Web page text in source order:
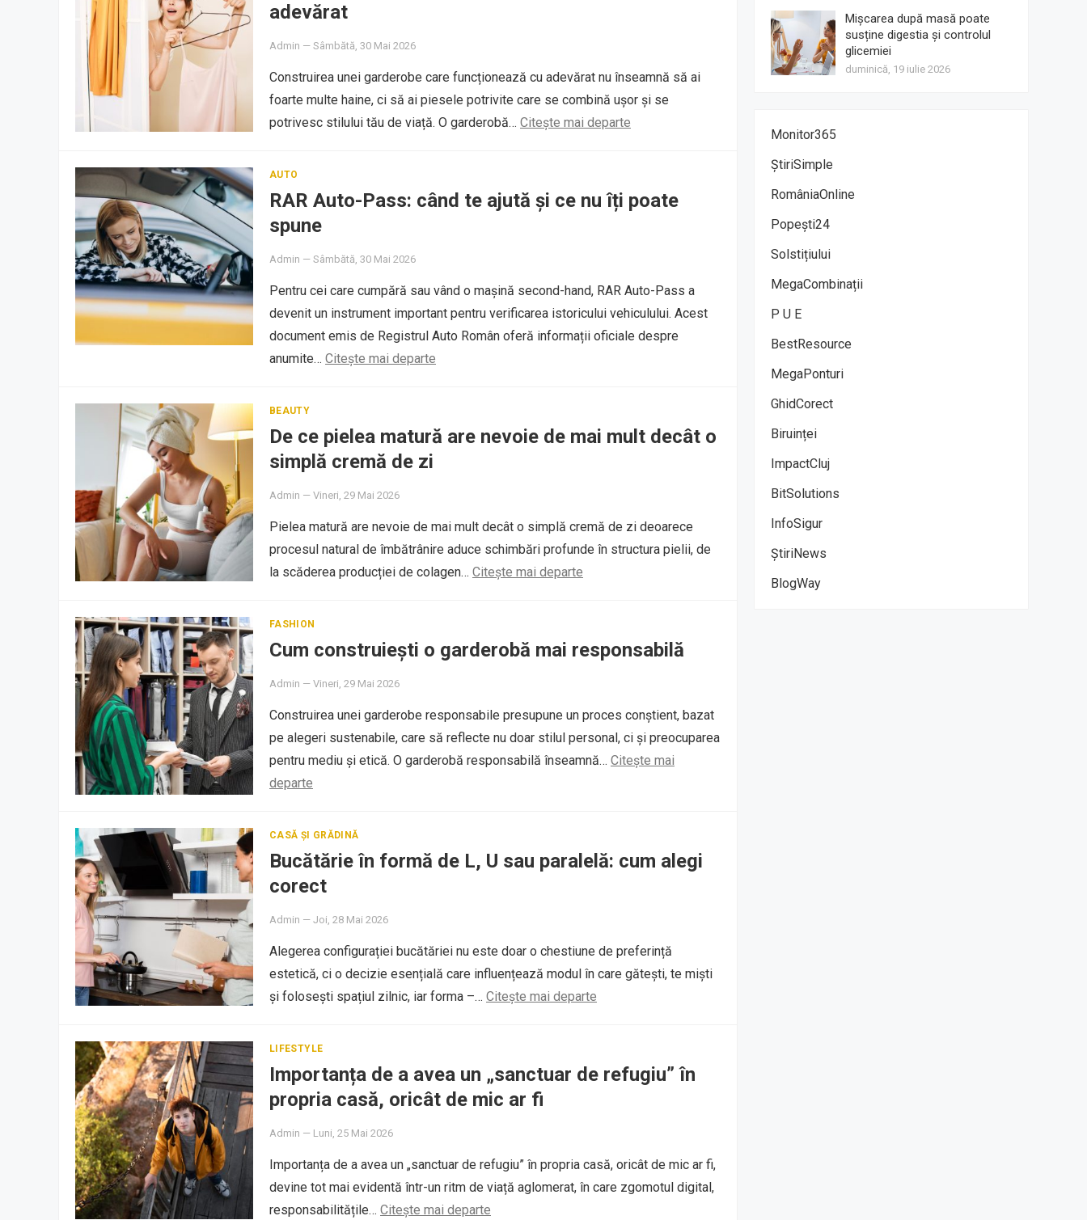
adevărat
Admin — Sâmbătă, 30 Mai 2026
Construirea unei garderobe care funcționează cu adevărat nu înseamnă să ai
foarte multe haine, ci să ai piesele potrivite care se combină ușor și se
potrivesc stilului tău de viață. O garderobă… Citește mai departe
AUTO
RAR Auto-Pass: când te ajută și ce nu îți poate
spune
Admin — Sâmbătă, 30 Mai 2026
Pentru cei care cumpără sau vând o mașină second-hand, RAR Auto-Pass a
devenit un instrument important pentru verificarea istoricului vehiculului. Acest
document emis de Registrul Auto Român oferă informații oficiale despre
anumite… Citește mai departe
BEAUTY
De ce pielea matură are nevoie de mai mult decât o
simplă cremă de zi
Admin — Vineri, 29 Mai 2026
Pielea matură are nevoie de mai mult decât o simplă cremă de zi deoarece
procesul natural de îmbătrânire aduce schimbări profunde în structura pielii, de
la scăderea producției de colagen… Citește mai departe
FASHION
Cum construiești o garderobă mai responsabilă
Admin — Vineri, 29 Mai 2026
Construirea unei garderobe responsabile presupune un proces conștient, bazat
pe alegeri sustenabile, care să reflecte nu doar stilul personal, ci și preocuparea
pentru mediu și etică. O garderobă responsabilă înseamnă… Citește mai
departe
CASĂ ȘI GRĂDINĂ
Bucătărie în formă de L, U sau paralelă: cum alegi
corect
Admin — Joi, 28 Mai 2026
Alegerea configurației bucătăriei nu este doar o chestiune de preferință
estetică, ci o decizie esențială care influențează modul în care gătești, te miști
și folosești spațiul zilnic, iar forma –… Citește mai departe
LIFESTYLE
Importanța de a avea un „sanctuar de refugiu” în
propria casă, oricât de mic ar fi
Admin — Luni, 25 Mai 2026
Importanța de a avea un „sanctuar de refugiu” în propria casă, oricât de mic ar fi,
devine tot mai evidentă într-un ritm de viață aglomerat, în care zgomotul digital,
responsabilitățile… Citește mai departe
Mișcarea după masă poate
susține digestia și controlul
glicemiei
duminică, 19 iulie 2026
Monitor365
ȘtiriSimple
RomâniaOnline
Popești24
Solstițiului
MegaCombinații
P U E
BestResource
MegaPonturi
GhidCorect
Biruinței
ImpactCluj
BitSolutions
InfoSigur
ȘtiriNews
BlogWay